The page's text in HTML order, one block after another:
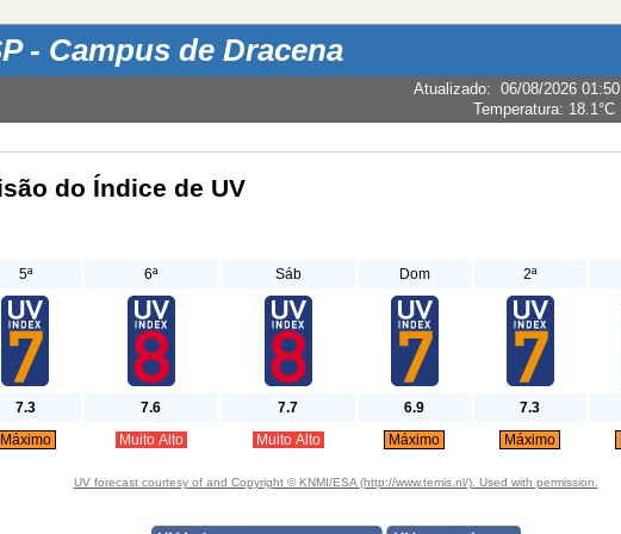
- Campus de Dracena
Atualizado: 06/08/2026 01:50
Temperatura: 18.1°C
do Índice de UV
5ª 6ª Sáb Dom 2ª
7.3 7.6 7.7 6.9 7.3
Muito Alto Muito Alto Máximo Máximo
UV forecast courtesy of and Copyright © KNMI/ESA (http://www.temis.nl/). Used with permission.